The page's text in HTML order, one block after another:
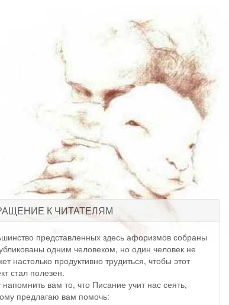
К ЧИТАТЕЛЯМ
представленных здесь афоризмов собраны
одним человеком, но один человек не
настолько продуктивно трудиться, чтобы этот
стал полезен.
напомнить вам то, что Писание учит нас сеять,
предлагаю вам помочь: